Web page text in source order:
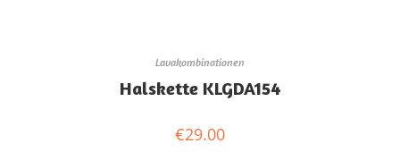
Lavakombinationen
Halskette KLGDA154
€29.00